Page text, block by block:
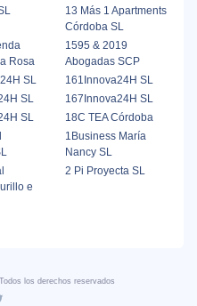
13 Más 1 Apartments
Córdoba SL
Rosa
1595 & 2019
Abogadas SCP
SL
161Innova24H SL
SL
167Innova24H SL
SL
18C TEA Córdoba
1Business María
Nancy SL
e
2 Pi Proyecta SL
los derechos reservados